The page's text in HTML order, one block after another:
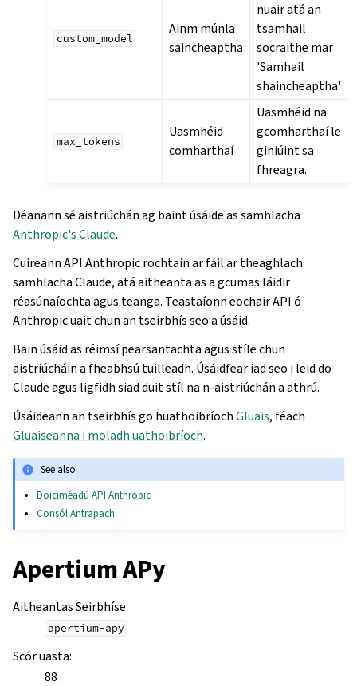
custom_model
Ainm múnla
saincheaptha
nuair atá an
tsamhail
socraithe mar
'Samhail
shaincheaptha'
max_tokens
Uasmhéid
comharthaí
Uasmhéid na
gcomharthaí le
giniúint sa
fhreagra.
Déanann sé aistriúchán ag baint úsáide as samhlacha
Anthropic's Claude.
Cuireann API Anthropic rochtain ar fáil ar theaghlach
samhlacha Claude, atá aitheanta as a gcumas láidir
réasúnaíochta agus teanga. Teastaíonn eochair API ó
Anthropic uait chun an tseirbhís seo a úsáid.
Bain úsáid as réimsí pearsantachta agus stíle chun
aistriúcháin a fheabhsú tuilleadh. Úsáidfear iad seo i leid do
Claude agus ligfidh siad duit stíl na n-aistriúchán a athrú.
Úsáideann an tseirbhís go huathoibríochGluais, féach
Gluaiseanna i moladh uathoibríoch.
See also
Doiciméadú API Anthropic
Consól Antrapach
Apertium APy
Aitheantas Seirbhíse:
apertium-apy
Scór uasta:
88